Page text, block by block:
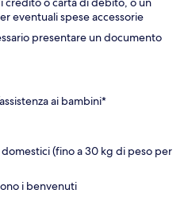
eventuali spese accessorie
presentare un documento
ai bambini*
domestici (fino a 30 kg di peso per
i benvenuti